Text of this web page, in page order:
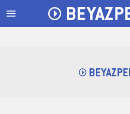
menu